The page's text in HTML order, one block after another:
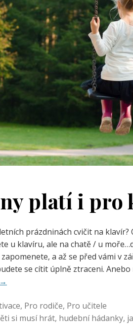
platí i pro
prázdninách cvičit na klavír?
u klavíru, ale na chatě / u
a až se před vámi v
se cítit úplně ztraceni. Anebo
→
, Pro rodiče, Pro učitele
si musí hrát, hudební hádanky,